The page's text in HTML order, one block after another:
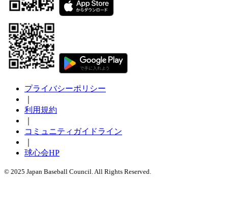
プライバシーポリシー
利用規約
コミュニティガイドライン
球心会HP
© 2025 Japan Baseball Council. All Rights Reserved.